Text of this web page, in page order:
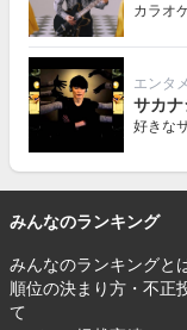
カラオ
エンタメ
サカ
好きな
みんなのランキング
みんなのランキングと
順位の決まり方・不正
て